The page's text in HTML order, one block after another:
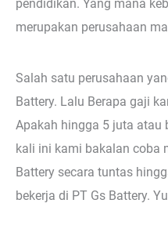
pendidikan. Yang mana
merupakan perusahaan
Salah satu perusahaan
Battery. Lalu Berapa gaji
Apakah hingga 5 juta atau
kali ini kami bakalan coba
Battery secara tuntas
bekerja di PT Gs Battery.